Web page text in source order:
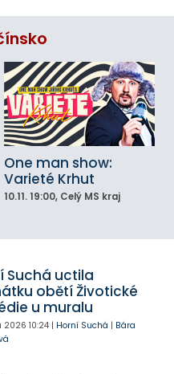
One man show:
Varieté Krhut
10.11. 19:00, Celý MS kraj
Suchá uctila
obětí Životické
u muralu
2026 10:24| Horní Suchá | Bára